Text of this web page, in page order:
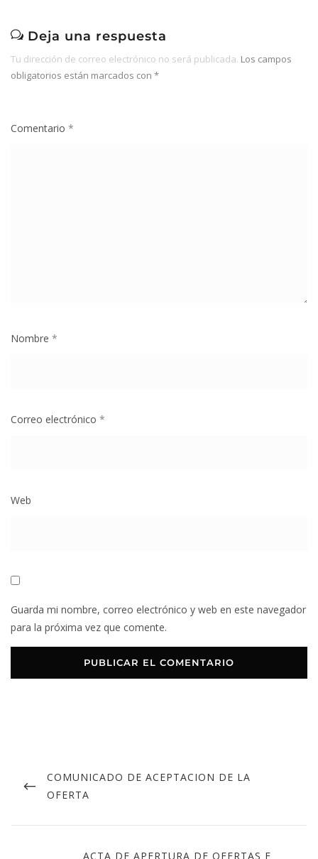
Deja una respuesta
Tu dirección de correo electrónico no será publicada. Los campos
obligatorios están marcados con *
Comentario *
Nombre *
Correo electrónico *
Web
Guarda mi nombre, correo electrónico y web en este navegador
para la próxima vez que comente.
COMUNICADO DE ACEPTACION DE LA
OFERTA
ACTA DE APERTURA DE OFERTAS E